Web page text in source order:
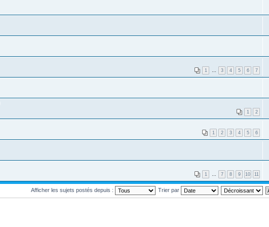
1 … 3 4 5 6 7
1 2
1 2 3 4 5 6
1 … 7 8 9 10 11
Afficher les sujets postés depuis : Trier par